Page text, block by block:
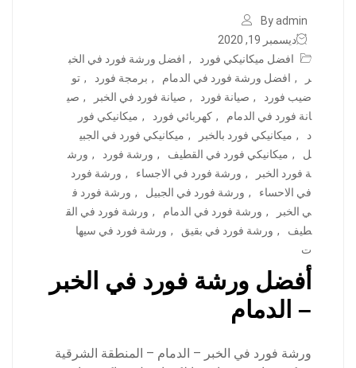
By admin
ديسمبر 19, 2020
افضل ميكانيكي فورد
, افضل ورشة فورد في الخب
ر
, افضل ورشة فورد في الدمام , برمجة فورد , تو
ضيب فورد
, صيانة فورد , صيانة فورد في الخبر , صي
انة فورد في الدمام
, كهربائي فورد , ميكانيكي فور
د
, ميكانيكي فورد بالخبر , ميكانيكي فورد في الجبي
ل
, ميكانيكي فورد في القطيف , ورشة فورد , ورش
ة فورد الخبر
, ورشة فورد في الاجساء , ورشة فورد
في الاحساء
, ورشة فورد في الجبيل , ورشة فورد ف
ي الخبر
, ورشة فورد في الدمام , ورشة فورد في الق
طيف
, ورشة فورد في بقيق , ورشة فورد في سيها
ت
أفضل ورشة فورد في الخبر
– الدمام
ورشة فورد في الخبر – الدمام – المنطقة الشرقية